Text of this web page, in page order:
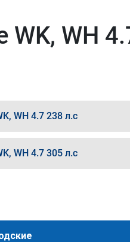
WH
WH 4.7 238 л.с
WH 4.7 305 л.с